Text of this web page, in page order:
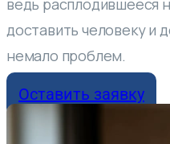
ведь расплодившееся
доставить человеку
немало проблем.
Оставить заявку